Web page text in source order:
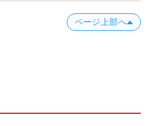
ページ上部へ